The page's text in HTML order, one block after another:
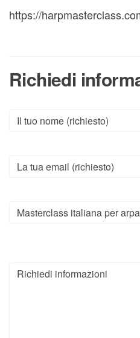
https://
Richiedi